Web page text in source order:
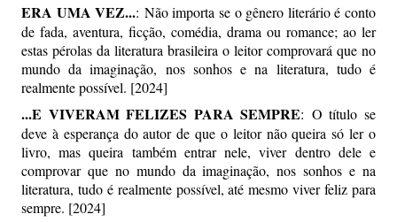
ERA UMA VEZ...: Não importa se o gênero literário é conto
de fada, aventura, ficção, comédia, drama ou romance; ao ler
estas pérolas da literatura brasileira o leitor comprovará que no
mundo da imaginação, nos sonhos e na literatura, tudo é
realmente possível. [2024]
...E VIVERAM FELIZES PARA SEMPRE: O título se
deve à esperança do autor de que o leitor não queira só ler o
livro, mas queira também entrar nele, viver dentro dele e
comprovar que no mundo da imaginação, nos sonhos e na
literatura, tudo é realmente possível, até mesmo viver feliz para
sempre. [2024]